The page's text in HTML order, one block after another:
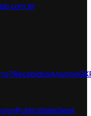
RecebidosAnuncie
PublicidadeGeek